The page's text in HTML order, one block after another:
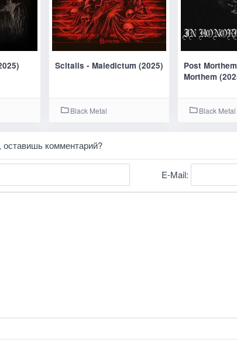
Scitalis - Maledictum (2025)
Black Metal
Post
Morthem
Black Metal
, оставишь комментарий?
E-Mail: